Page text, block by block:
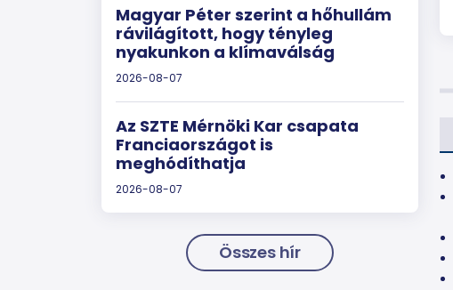
Magyar Péter szerint a hőhullám
rávilágított, hogy tényleg
nyakunkon a klímaválság
2026-08-07
Az SZTE Mérnöki Kar csapata
Franciaországot is
meghódíthatja
2026-08-07
Összes hír